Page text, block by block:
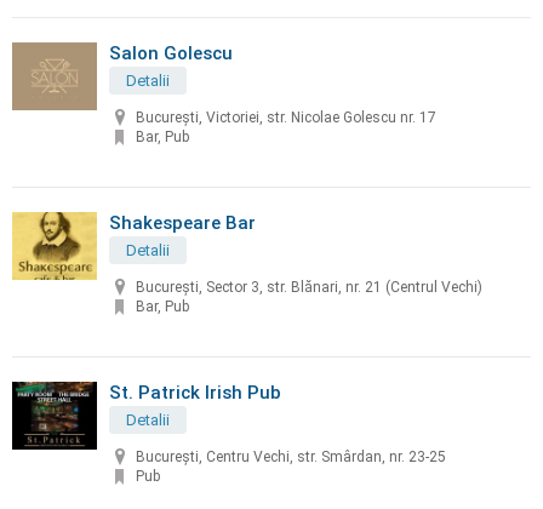
Salon Golescu
Detalii
București, Victoriei, str. Nicolae Golescu nr. 17
Bar, Pub
Shakespeare Bar
Detalii
Bucureşti, Sector 3, str. Blănari, nr. 21 (Centrul Vechi)
Bar, Pub
St. Patrick Irish Pub
Detalii
București, Centru Vechi, str. Smârdan, nr. 23-25
Pub